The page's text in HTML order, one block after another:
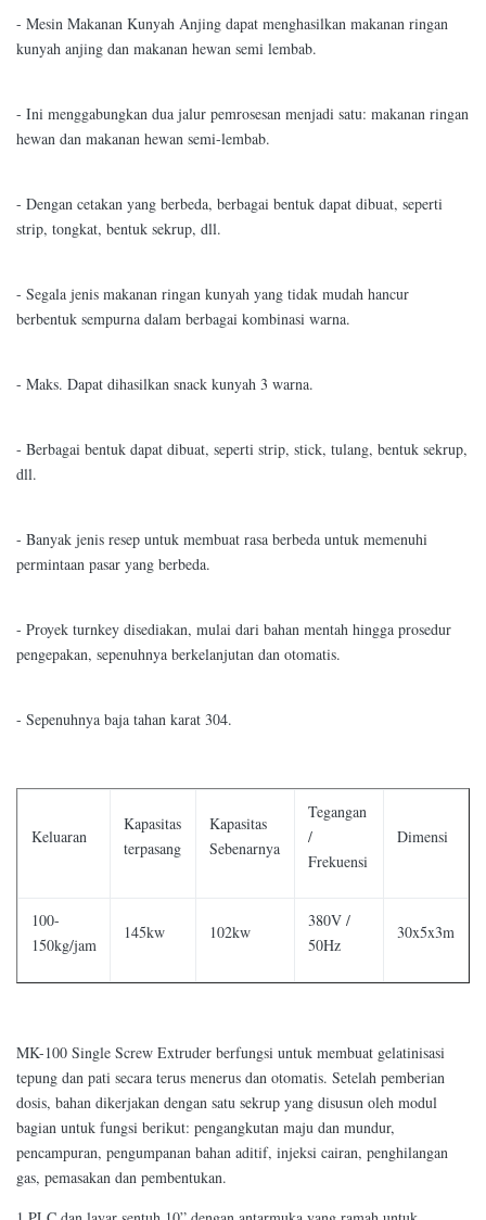
- Mesin Makanan Kunyah Anjing dapat menghasilkan makanan ringan
kunyah anjing dan makanan hewan semi lembab.
- Ini menggabungkan dua jalur pemrosesan menjadi satu: makanan ringan
hewan dan makanan hewan semi-lembab.
- Dengan cetakan yang berbeda, berbagai bentuk dapat dibuat, seperti
strip, tongkat, bentuk sekrup, dll.
- Segala jenis makanan ringan kunyah yang tidak mudah hancur
berbentuk sempurna dalam berbagai kombinasi warna.
- Maks. Dapat dihasilkan snack kunyah 3 warna.
- Berbagai bentuk dapat dibuat, seperti strip, stick, tulang, bentuk sekrup,
dll.
- Banyak jenis resep untuk membuat rasa berbeda untuk memenuhi
permintaan pasar yang berbeda.
- Proyek turnkey disediakan, mulai dari bahan mentah hingga prosedur
pengepakan, sepenuhnya berkelanjutan dan otomatis.
- Sepenuhnya baja tahan karat 304.
Keluaran
Kapasitas
terpasang
Kapasitas
Sebenarnya
Tegangan
/
Frekuensi
Dimensi
100-
150kg/jam
145kw 102kw
380V /
50Hz
30x5x3m
MK-100 Single Screw Extruder berfungsi untuk membuat gelatinisasi
tepung dan pati secara terus menerus dan otomatis. Setelah pemberian
dosis, bahan dikerjakan dengan satu sekrup yang disusun oleh modul
bagian untuk fungsi berikut: pengangkutan maju dan mundur,
pencampuran, pengumpanan bahan aditif, injeksi cairan, penghilangan
gas, pemasakan dan pembentukan.